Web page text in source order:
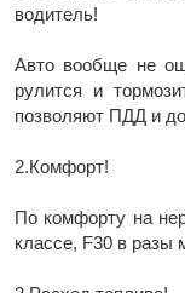
водитель!
Авто вообще не
рулится и
позволяют ПДД и
2.Комфорт!
По комфорту на
классе, F30 в разы